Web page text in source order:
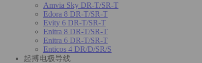
Amvia Sky DR-T/SR-T
Edora 8 DR-T/SR-T
Evity 6 DR-T/SR-T
Enitra 8 DR-T/SR-T
Enitra 6 DR-T/SR-T
Enticos 4 DR/D/SR/S
起搏电极导线